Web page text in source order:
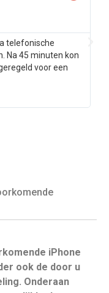
telefonische
Na 45 minuten kon
voor een
iPhone
ook de door u
Onderaan